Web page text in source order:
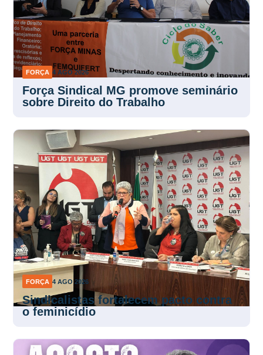
FORÇA 4 AGO 2026
Força Sindical MG promove seminário
sobre Direito do Trabalho
FORÇA 4 AGO 2026
Sindicalistas fortalecem pacto contra
o feminicídio